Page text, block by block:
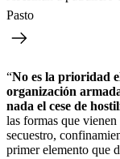
Pasto
“No es la prioridad
organización
nada el cese de
las formas que
secuestro,
primer elemento que